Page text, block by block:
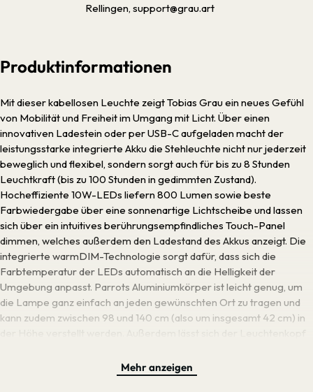
Rellingen, support@grau.art
Produktinformationen
Mit dieser kabellosen Leuchte zeigt Tobias Grau ein neues Gefühl
von Mobilität und Freiheit im Umgang mit Licht. Über einen
innovativen Ladestein oder per USB-C aufgeladen macht der
leistungsstarke integrierte Akku die Stehleuchte nicht nur jederzeit
beweglich und flexibel, sondern sorgt auch für bis zu 8 Stunden
Leuchtkraft (bis zu 100 Stunden in gedimmten Zustand).
Hocheffiziente 10W-LEDs liefern 800 Lumen sowie beste
Farbwiedergabe über eine sonnenartige Lichtscheibe und lassen
sich über ein intuitives berührungsempfindliches Touch-Panel
dimmen, welches außerdem den Ladestand des Akkus anzeigt. Die
integrierte warmDIM-Technologie sorgt dafür, dass sich die
Farbtemperatur der LEDs automatisch an die Helligkeit der
Umgebung anpasst. Parrots Aluminiumkörper ist leicht genug, um
die Lampe ganz einfach an jeden gewünschten Ort zu tragen und
kann zudem zwischen 98 und 140 cm (also um insgesamt 42 cm) in
daher der Name. So erhält Parrot ein freundliches, dynamisches
Erscheinungsbild und ist zudem vielseitig einsetzbar, wie zum
Mehr anzeigen